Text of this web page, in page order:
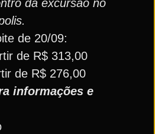
da excursão no
de 20/09:
de R$ 313,00
de R$ 276,00
informações e